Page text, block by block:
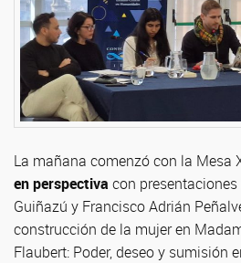
La mañana comenzó con la Mesa
en perspectiva con
Guiñazú y Francisco Adrián
construcción de la mujer en
Flaubert: Poder, deseo y sumisión